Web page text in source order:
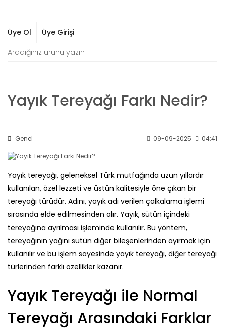
Üye Ol Üye Girişi
Yayık Tereyağı Farkı Nedir?
Genel 09-09-2025 04:41
Yayık tereyağı, geleneksel Türk mutfağında uzun yıllardır
kullanılan, özel lezzeti ve üstün kalitesiyle öne çıkan bir
tereyağı türüdür. Adını, yayık adı verilen çalkalama işlemi
sırasında elde edilmesinden alır. Yayık, sütün içindeki
tereyağına ayrılması işleminde kullanılır. Bu yöntem,
tereyağının yağını sütün diğer bileşenlerinden ayırmak için
kullanılır ve bu işlem sayesinde yayık tereyağı, diğer tereyağı
türlerinden farklı özellikler kazanır.
Yayık Tereyağı ile Normal
Tereyağı Arasındaki Farklar